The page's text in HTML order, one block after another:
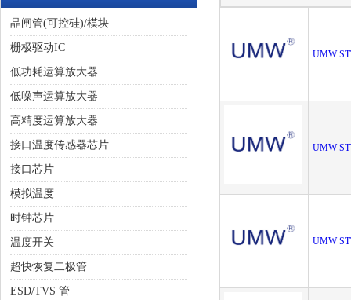
晶闸管(可控硅)/模块
栅极驱动IC
低功耗运算放大器
低噪声运算放大器
高精度运算放大器
接口温度传感器芯片
接口芯片
模拟温度
时钟芯片
温度开关
超快恢复二极管
ESD/TVS 管
UMW
UMW
UMW